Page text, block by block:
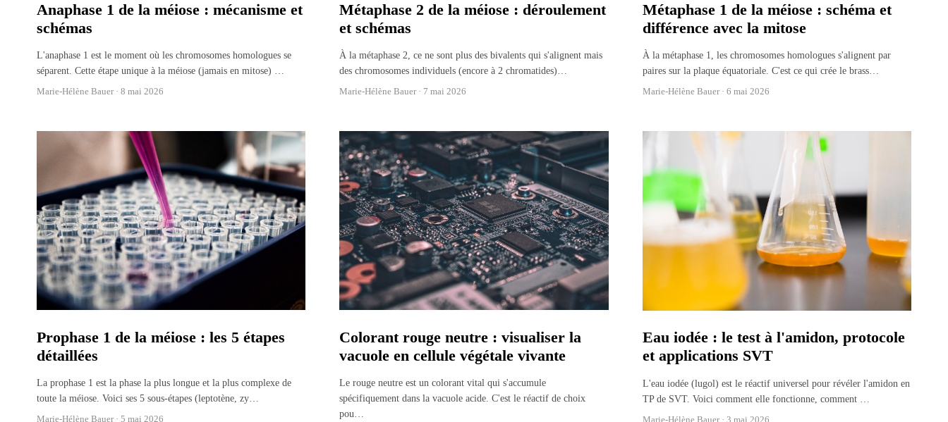
Anaphase 1 de la méiose : mécanisme et
schémas
L'anaphase 1 est le moment où les chromosomes homologues se
séparent. Cette étape unique à la méiose (jamais en mitose) …
Marie-Hélène Bauer · 8 mai 2026
Métaphase 2 de la méiose : déroulement
et schémas
À la métaphase 2, ce ne sont plus des bivalents qui s'alignent mais
des chromosomes individuels (encore à 2 chromatides)…
Marie-Hélène Bauer · 7 mai 2026
Métaphase 1 de la méiose : schéma et
différence avec la mitose
À la métaphase 1, les chromosomes homologues s'alignent par
paires sur la plaque équatoriale. C'est ce qui crée le brass…
Marie-Hélène Bauer · 6 mai 2026
Prophase 1 de la méiose : les 5 étapes
détaillées
La prophase 1 est la phase la plus longue et la plus complexe de
toute la méiose. Voici ses 5 sous-étapes (leptotène, zy…
Marie-Hélène Bauer · 5 mai 2026
Colorant rouge neutre : visualiser la
vacuole en cellule végétale vivante
Le rouge neutre est un colorant vital qui s'accumule
spécifiquement dans la vacuole acide. C'est le réactif de choix
pou…
Eau iodée : le test à l'amidon, protocole
et applications SVT
L'eau iodée (lugol) est le réactif universel pour révéler l'amidon en
TP de SVT. Voici comment elle fonctionne, comment
Marie-Hélène Bauer · 3 mai 2026